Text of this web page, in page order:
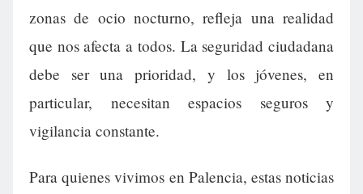
zonas de ocio nocturno, refleja una realidad
que nos afecta a todos. La seguridad ciudadana
debe ser una prioridad, y los jóvenes, en
particular, necesitan espacios seguros y
vigilancia constante.
Para quienes vivimos en Palencia, estas noticias